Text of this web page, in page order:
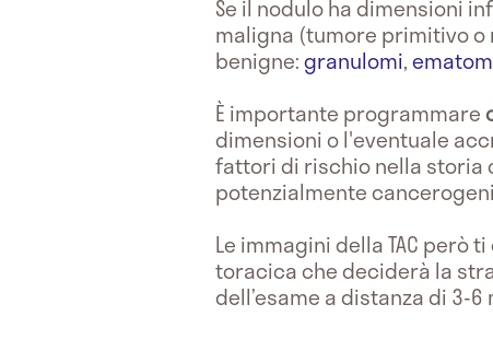
Se il nodulo ha dimensioni
maligna (tumore primitivo o
benigne:granulomi,
È importante programmare
dimensioni o l'eventuale
fattori di rischio nella storia
potenzialmente
Le immagini della TAC
toracica che deciderà la
dell’esame a distanza di 3-